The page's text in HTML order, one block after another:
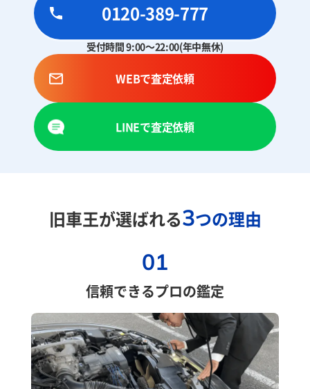
0120-389-777
受付時間 9:00～22:00(年中無休)
WEBで査定依頼
LINEで査定依頼
旧車王が選ばれる3つの理由
01
信頼できるプロの鑑定